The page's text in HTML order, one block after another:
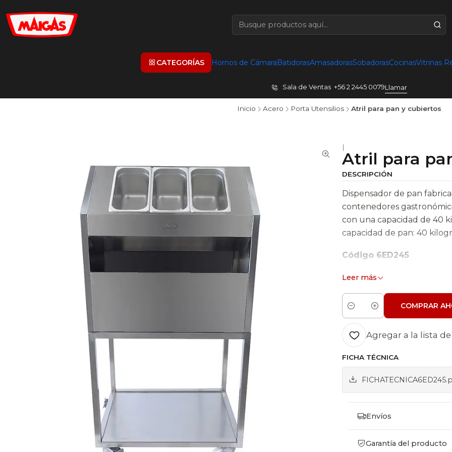
CATEGORÍAS Hornos de CámaraBatidorasAmasadorasSobadorasCocinasVitrinas
Sala de Ventas +56 2 2445 0079Llamar
Inicio Acero Porta Utensilios Atril para pan y cubiertos
|
Atril para
DESCRIPCIÓN
Dispensador de pan
contenedores
con una capacidad de 40
capacidad de pan: 40
Código 6ED245
Peso aproximado 21 Kg.
Desarrollado
- Capacidad 40 kilos de
de migas. - 4 ruedas
de acero inoxidable AISI
Leer más
Cantidad
COMPRAR
Agregar a la lista
FICHA TÉCNICA
Envíos
Garantía del producto